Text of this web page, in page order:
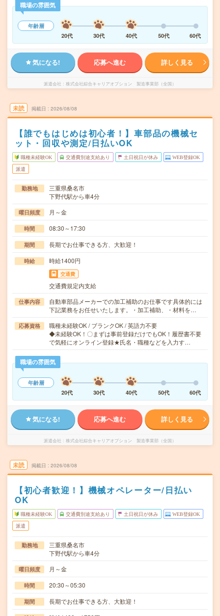
職場の雰囲気
年齢層
20代
30代 40代 50代 60代
気になる! 応募へ進む 詳しく見る
派遣会社 株式会社綜合キャリアオプション 製造事業部（全国）
未読 掲載日 2026/08/08
【誰でもはじめは初心者！】車部品の機械セ
ット・回収や測定/日払いOK
職種未経験OK 交通費別途支給あり 土日祝日が休み WEB登録OK
派遣
勤務地
三重県桑名市
下野代駅から車4分
曜日頻度 月～金
時間 08:30～17:30
期間 長期でお仕事できる方、大歓迎！
時給 時給1400円
交通費
交通費規定内支給
仕事内容
自動車部品メーカーでの加工補助のお仕事です具体的には
下記業務をお任せいたします。・加工補助、・材料を…
応募資格
職種未経験OK / ブランクOK / 英語力不要
◆未経験OK！〇まずは事前登録だけでもOK！履歴書不要
で気軽にオンライン登録★氏名・職種などを入力す…
職場の雰囲気
年齢層
20代
30代 40代 50代 60代
気になる! 応募へ進む 詳しく見る
派遣会社 株式会社綜合キャリアオプション 製造事業部（全国）
未読 掲載日 2026/08/08
【初心者歓迎！】機械オペレーター/日払い
OK
職種未経験OK 交通費別途支給あり 土日祝日が休み WEB登録OK
派遣
勤務地
三重県桑名市
下野代駅から車4分
曜日頻度 月～金
時間 20:30～05:30
期間 長期でお仕事できる方、大歓迎！